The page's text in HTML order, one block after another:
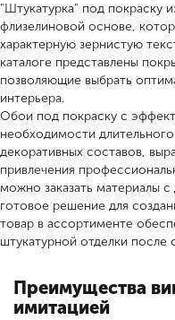
"Штукатурка" под покраску
флизелиновой основе,
характерную зернистую
каталоге представлены
позволяющие выбрать
интерьера.
Обои под покраску с
необходимости
декоративных составов,
привлечения
можно заказать материалы
готовое решение для
товар в ассортименте
штукатурной отделки после
Преимущества
имитацией